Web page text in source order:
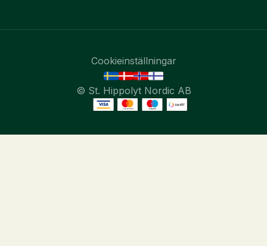
© St. Hippolyt Nordic AB
Cookieinställningar